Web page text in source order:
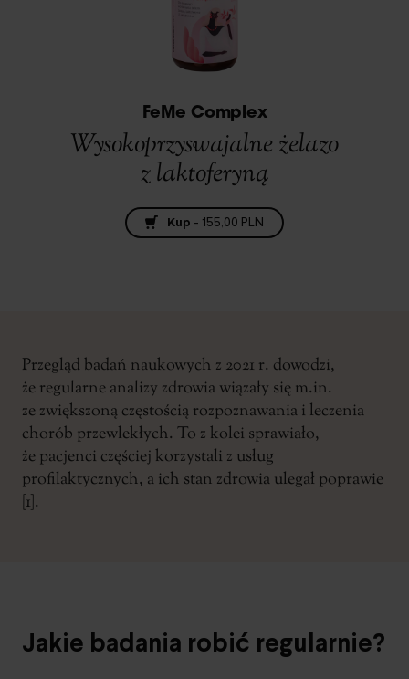
FeMe Complex
Wysokoprzyswajalne żelazo
z laktoferyną
Kup - 155,00 PLN
Przegląd badań naukowych z 2021 r. dowodzi,
że regularne analizy zdrowia wiązały się m.in.
ze zwiększoną częstością rozpoznawania i leczenia
chorób przewlekłych. To z kolei sprawiało,
że pacjenci częściej korzystali z usług
profilaktycznych, a ich stan zdrowia ulegał poprawie
[1].
Jakie badania robić regularnie?